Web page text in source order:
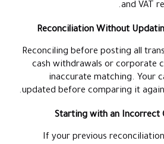
and VAT
Reconciliation Without
Reconciling before posting all
cash withdrawals or corporate
inaccurate matching. Your
updated before comparing it
Starting with an Incorrect
If your previous